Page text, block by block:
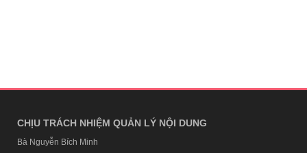
CHỊU TRÁCH NHIỆM QUẢN LÝ NỘI DUNG
Bà Nguyễn Bích Minh